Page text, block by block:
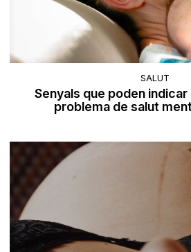
SALUT
Senyals que poden
problema de salut